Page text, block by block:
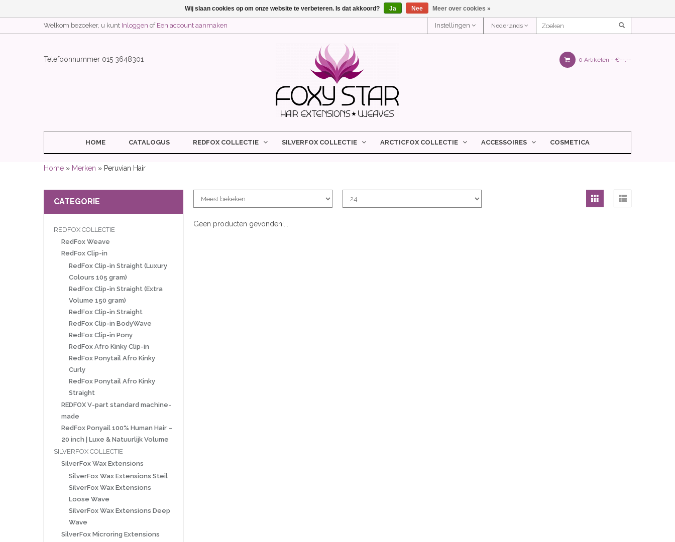
Welkom bezoeker, u kunt Inloggen of Een account aanmaken Nederlands
Instellingen
Telefoonnummer 015 3648301 0 Artikelen - €--,--
HOME CATALOGUS REDFOX COLLECTIE SILVERFOX COLLECTIE ARCTICFOX COLLECTIE ACCESSOIRES COSMETICA
Home » Merken » Peruvian Hair
CATEGORIE
REDFOX COLLECTIE
RedFox Weave
RedFox Clip-in
RedFox Clip-in Straight (Luxury
Colours 105 gram)
RedFox Clip-in Straight (Extra
Volume 150 gram)
RedFox Clip-in Straight
RedFox Clip-in BodyWave
RedFox Clip-in Pony
RedFox Afro Kinky Clip-in
RedFox Ponytail Afro Kinky
Curly
RedFox Ponytail Afro Kinky
Straight
REDFOX V-part standard machine-
made
RedFox Ponyail 100% Human Hair –
20 inch | Luxe & Natuurlijk Volume
SILVERFOX COLLECTIE
SilverFox Wax Extensions
SilverFox Wax Extensions Steil
SilverFox Wax Extensions
Loose Wave
SilverFox Wax Extensions Deep
Wave
SilverFox Microring Extensions
Geen producten gevonden!...
Wij slaan cookies op om onze website te verbeteren. Is dat akkoord? Ja Nee Meer over cookies »